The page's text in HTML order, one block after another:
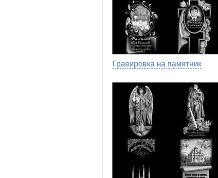
Гравировка на памятник